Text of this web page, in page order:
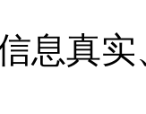
息真